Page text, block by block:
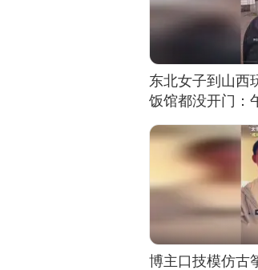
东北女子到山西
饭馆都没开门：
博主口技模仿古